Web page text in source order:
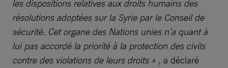
les dispositions relatives aux droits humains des
résolutions adoptées sur la Syrie par le Conseil de
sécurité. Cet organe des Nations unies n’a quant à
lui pas accordé la priorité à la protection des civils
contre des violations de leurs droits » , a déclaré